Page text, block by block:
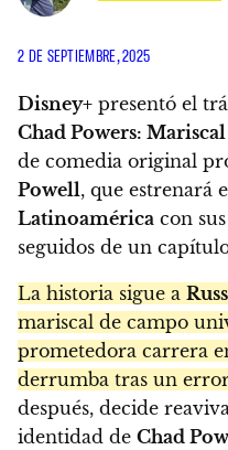
2 DE SEPTIEMBRE, 2025
Disney+ presentó el
Chad Powers:
de comedia original
Powell, que estrenará
Latinoamérica con
seguidos de un
La historia sigue a
mariscal de campo
prometedora carrera
derrumba tras un
después, decide
identidad de Chad